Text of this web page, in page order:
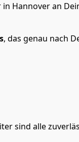
Hannover an
, das genau nach
sind alle